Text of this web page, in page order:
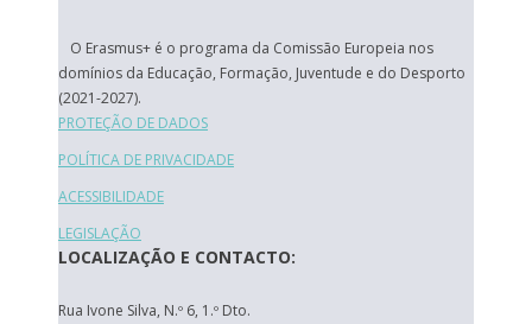
O Erasmus+ é o programa da Comissão Europeia nos
domínios da Educação, Formação, Juventude e do Desporto
(2021-2027).
PROTEÇÃO DE DADOS
POLÍTICA DE PRIVACIDADE
ACESSIBILIDADE
LEGISLAÇÃO
LOCALIZAÇÃO E CONTACTO:
Rua Ivone Silva, N.º 6, 1.º Dto.